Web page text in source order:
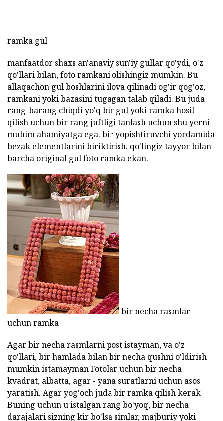
ramka gul
manfaatdor shaxs an'anaviy sun'iy gullar qo'ydi, o'z
qo'llari bilan, foto ramkani olishingiz mumkin. Bu
allaqachon gul boshlarini ilova qilinadi og'ir qog'oz,
ramkani yoki bazasini tugagan talab qiladi. Bu juda
rang-barang chiqdi yo'q bir gul yoki ramka hosil
qilish uchun bir rang juftligi tanlash uchun shu yerni
muhim ahamiyatga ega. bir yopishtiruvchi yordamida
bezak elementlarini biriktirish. qo'lingiz tayyor bilan
barcha original gul foto ramka ekan.
bir necha rasmlar
uchun ramka
Agar bir necha rasmlarni post istayman, va o'z
qo'llari, bir hamlada bilan bir necha qushni o'ldirish
mumkin istamayman Fotolar uchun bir necha
kvadrat, albatta, agar - yana suratlarni uchun asos
yaratish. Agar yog'och juda bir ramka qilish kerak
Buning uchun u istalgan rang bo'yoq, bir necha
darajalari sizning kir bo'lsa simlar, majburiy yoki